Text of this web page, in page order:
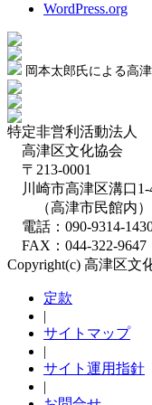
WordPress.org
岡本太郎氏による高
特定非営利活動法人
高津区文化協会
〒213-0001
川崎市高津区溝口1-
（高津市民館内）
電話：090-9314-
FAX：044-322-9647
Copyright(c) 高津区文
定款
|
サイトマップ
|
サイト運用指針
|